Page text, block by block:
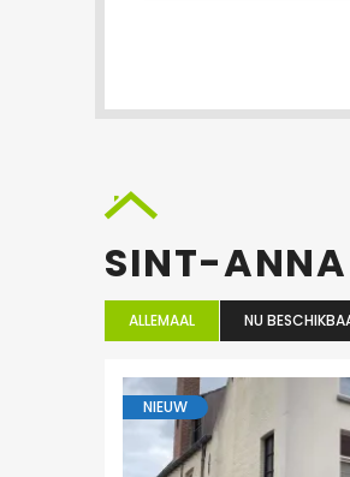
SINT-ANNA
ALLEMAAL NU
NIEUW